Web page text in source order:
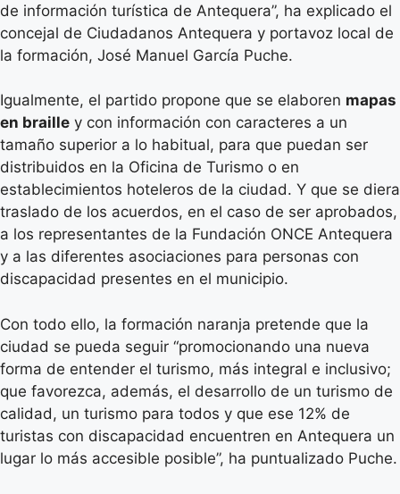
de información turística de Antequera”, ha explicado el
concejal de Ciudadanos Antequera y portavoz local de
la formación, José Manuel García Puche.
Igualmente, el partido propone que se elaboren mapas
en braille y con información con caracteres a un
tamaño superior a lo habitual, para que puedan ser
distribuidos en la Oficina de Turismo o en
establecimientos hoteleros de la ciudad. Y que se diera
traslado de los acuerdos, en el caso de ser aprobados,
a los representantes de la Fundación ONCE Antequera
y a las diferentes asociaciones para personas con
discapacidad presentes en el municipio.
Con todo ello, la formación naranja pretende que la
ciudad se pueda seguir “promocionando una nueva
forma de entender el turismo, más integral e inclusivo;
que favorezca, además, el desarrollo de un turismo de
calidad, un turismo para todos y que ese 12% de
turistas con discapacidad encuentren en Antequera un
lugar lo más accesible posible”, ha puntualizado Puche.